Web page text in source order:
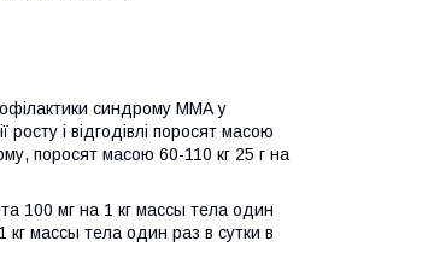
синдрому ММА у
і відгодівлі поросят масою
поросят масою 60-110 кг 25 г на
100 мг на 1 кг массы тела один
массы тела один раз в сутки в